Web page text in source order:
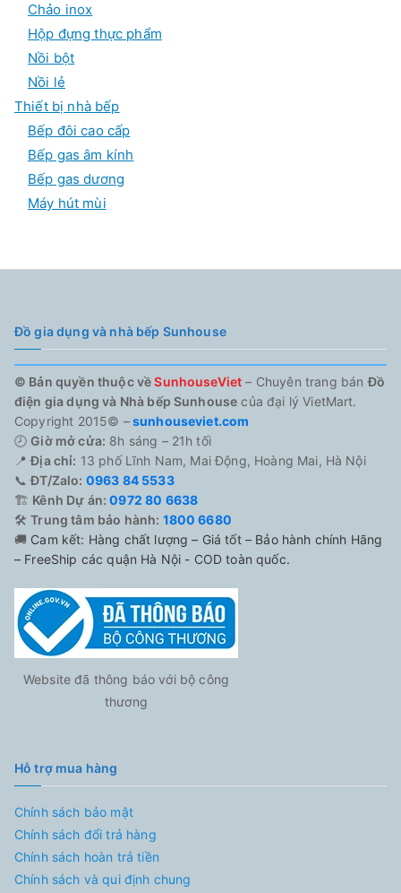
Chảo inox
Hộp đựng thực phẩm
Nồi bột
Nồi lẻ
Thiết bị nhà bếp
Bếp đôi cao cấp
Bếp gas âm kính
Bếp gas dương
Máy hút mùi
Đồ gia dụng và nhà bếp Sunhouse
© Bản quyền thuộc vềSunhouseViet – Chuyên trang bánĐồ
điện gia dụng và Nhà bếp Sunhouse của đại lý VietMart.
Copyright 2015© –sunhouseviet.com
🕗Giờ mở cửa: 8h sáng – 21h tối
📍Địa chỉ: 13 phố Lĩnh Nam, Mai Động, Hoàng Mai, Hà Nội
📞ĐT/Zalo: 0963 84 5533
🏗️ Kênh Dự án: 0972 80 6638
🛠️Trung tâm bảo hành: 1800 6680
🚚 Cam kết: Hàng chất lượng – Giá tốt – Bảo hành chính Hãng
– FreeShip các quận Hà Nội - COD toàn quốc.
Website đã thông báo với bộ công
thương
Hỗ trợ mua hàng
Chính sách bảo mật
Chính sách đổi trả hàng
Chính sách hoàn trả tiền
Chính sách và qui định chung